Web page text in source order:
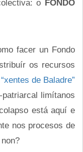
o
FONDO
facer un Fondo
os recursos
“xentes de Baladre”
limítanos
está aquí e
nos procesos de